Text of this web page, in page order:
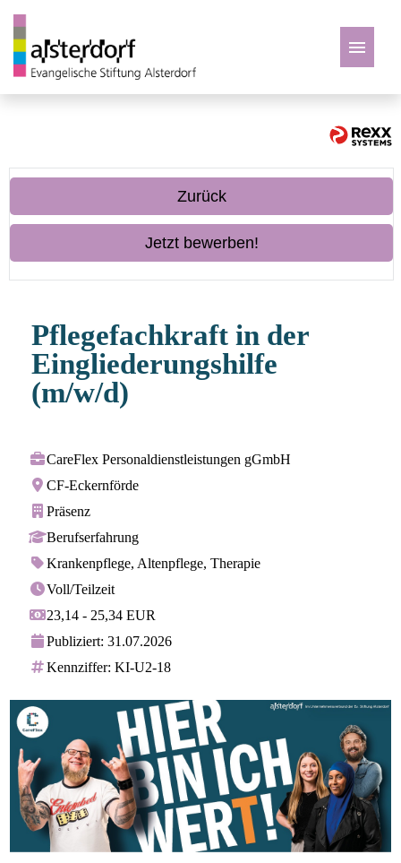
Zurück
Jetzt bewerben!
Pflegefachkraft in der
Eingliederungshilfe
(m/w/d)
CareFlex Personaldienstleistungen gGmbH
CF-Eckernförde
Präsenz
Berufserfahrung
Krankenpflege, Altenpflege, Therapie
Voll/Teilzeit
23,14 - 25,34 EUR
Publiziert: 31.07.2026
Kennziffer: KI-U2-18